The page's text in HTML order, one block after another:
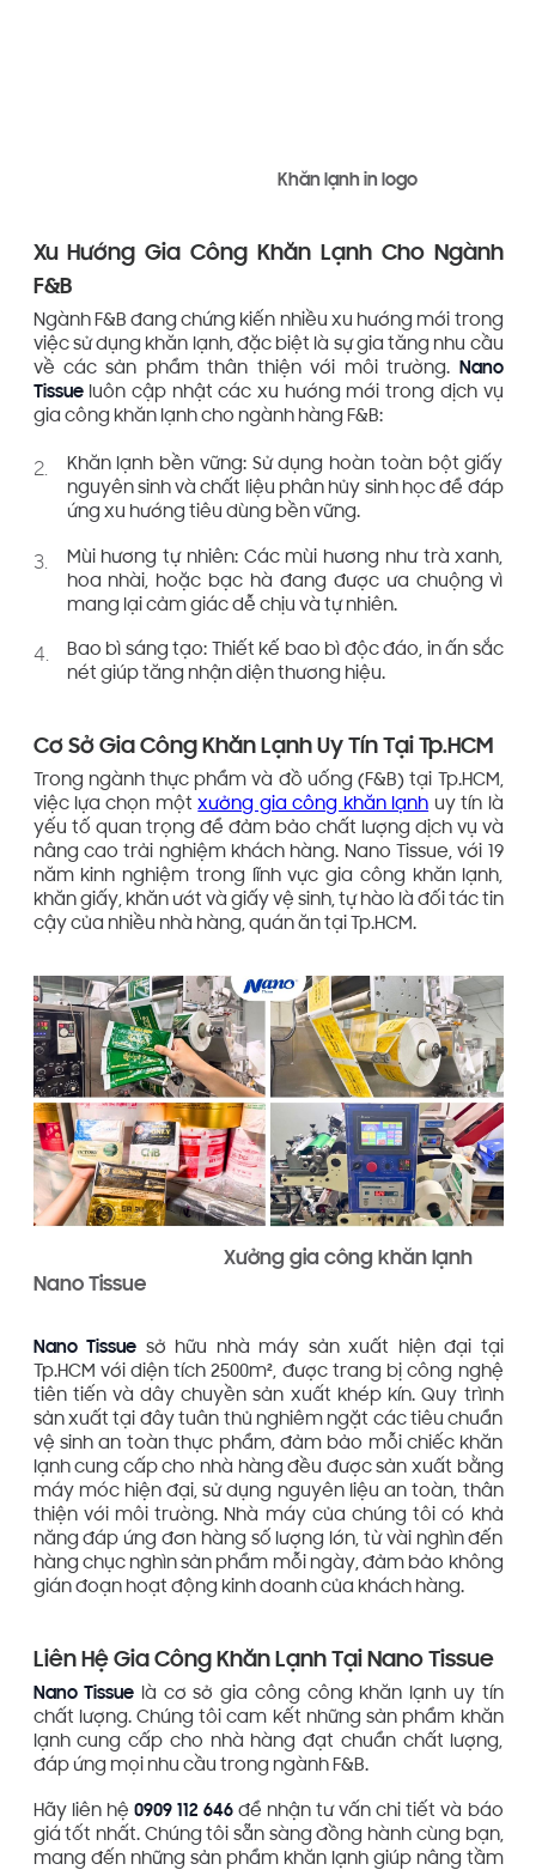
Khăn lạnh in logo
Xu Hướng Gia Công Khăn Lạnh Cho Ngành
F&B
Ngành F&B đang chứng kiến nhiều xu hướng mới trong
việc sử dụng khăn lạnh, đặc biệt là sự gia tăng nhu cầu
về các sản phẩm thân thiện với môi trường. Nano
Tissueluôn cập nhật các xu hướng mới trong dịch vụ
gia công khăn lạnh cho ngành hàng F&B:
Khăn lạnh bền vững: Sử dụng hoàn toàn bột giấy
nguyên sinh và chất liệu phân hủy sinh học để đáp
ứng xu hướng tiêu dùng bền vững.
Mùi hương tự nhiên: Các mùi hương như trà xanh,
hoa nhài, hoặc bạc hà đang được ưa chuộng vì
mang lại cảm giác dễ chịu và tự nhiên.
Bao bì sáng tạo: Thiết kế bao bì độc đáo, in ấn sắc
nét giúp tăng nhận diện thương hiệu.
Cơ Sở Gia Công Khăn Lạnh Uy Tín Tại Tp.HCM
Trong ngành thực phẩm và đồ uống (F&B) tại Tp.HCM,
việc lựa chọn mộtxưởng gia công khăn lạnh uy tín là
yếu tố quan trọng để đảm bảo chất lượng dịch vụ và
nâng cao trải nghiệm khách hàng. Nano Tissue, với 19
năm kinh nghiệm trong lĩnh vực gia công khăn lạnh,
khăn giấy, khăn ướt và giấy vệ sinh, tự hào là đối tác tin
cậy của nhiều nhà hàng, quán ăn tại Tp.HCM.
Xưởng gia công khăn lạnh
Nano Tissue
Nano Tissue sở hữu nhà máy sản xuất hiện đại tại
Tp.HCM với diện tích 2500m², được trang bị công nghệ
tiên tiến và dây chuyền sản xuất khép kín. Quy trình
sản xuất tại đây tuân thủ nghiêm ngặt các tiêu chuẩn
vệ sinh an toàn thực phẩm, đảm bảo mỗi chiếc khăn
lạnh cung cấp cho nhà hàng đều được sản xuất bằng
máy móc hiện đại, sử dụng nguyên liệu an toàn, thân
thiện với môi trường. Nhà máy của chúng tôi có khả
năng đáp ứng đơn hàng số lượng lớn, từ vài nghìn đến
hàng chục nghìn sản phẩm mỗi ngày, đảm bảo không
gián đoạn hoạt động kinh doanh của khách hàng.
Liên Hệ Gia Công Khăn Lạnh Tại Nano Tissue
Nano Tissue là cơ sở gia công công khăn lạnh uy tín
chất lượng. Chúng tôi cam kết những sản phẩm khăn
lạnh cung cấp cho nhà hàng đạt chuẩn chất lượng,
đáp ứng mọi nhu cầu trong ngành F&B.
Hãy liên hệ 0909 112 646để nhận tư vấn chi tiết và báo
giá tốt nhất. Chúng tôi sẵn sàng đồng hành cùng bạn,
mang đến những sản phẩm khăn lạnh giúp nâng tầm